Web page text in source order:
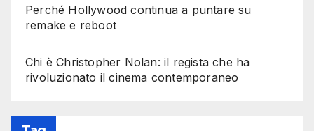
Perché Hollywood continua a puntare su
remake e reboot
Chi è Christopher Nolan: il regista che ha
rivoluzionato il cinema contemporaneo